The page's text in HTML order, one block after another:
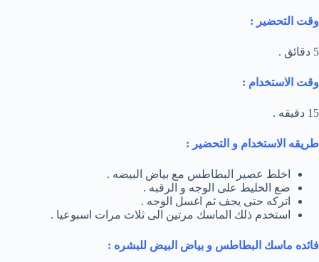
وقت التحضير :
5 دقائق .
وقت الاستخدام :
15 دقيقه .
طريقه الاستخدام و التحضير :
اخلط عصير البطاطس مع بياض البيضه .
ضع الخليط على الوجه و الرقبه .
اتركه حتى يجف ثم اغسل الوجه .
استخدم ذلك الماسك مرتين الى ثلاث مرات اسبوعيا .
فائده ماسك البطاطس و بياض البيض للبشره :